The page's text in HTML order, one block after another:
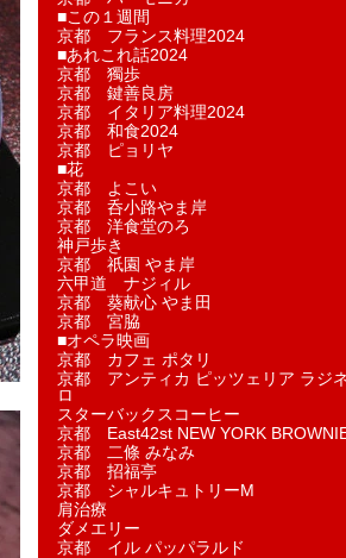
■この１週間
京都 フランス料理2024
■あれこれ話2024
京都 獨歩
京都 鍵善良房
京都 イタリア料理2024
京都 和食2024
京都 ピョリヤ
■花
京都 よこい
京都 呑小路やま岸
京都 洋食堂のろ
神戸歩き
京都 祇園 やま岸
六甲道 ナジィル
京都 葵献心 やま田
京都 宮脇
■オペラ映画
京都 カフェ ポタリ
京都 アンティカ ピッツェリア ラジ
ロ
スターバックスコーヒー
京都 East42st NEW YORK
京都 二條 みなみ
京都 招福亭
京都 シャルキュトリーM
肩治療
ダメエリー
京都 イル パッパラルド